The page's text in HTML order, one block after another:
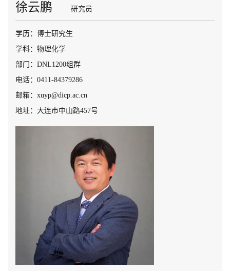
徐云鹏 研究员
学历：博士研究生
学科：物理化学
部门：DNL1200组群
电话：0411-84379286
邮箱：xuyp@dicp.ac.cn
地址：大连市中山路457号